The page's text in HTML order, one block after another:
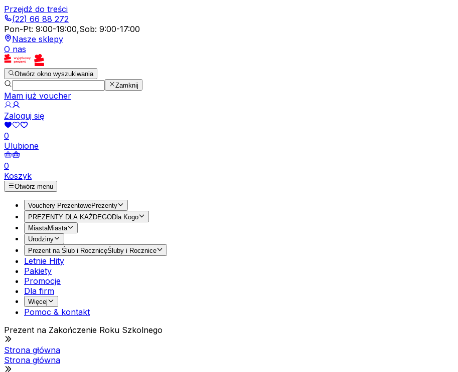
Przejdź do treści
(22) 66 88 272
Pon-Pt: 9:00-19:00,Sob: 9:00-17:00
Nasze sklepy
O nas
Otwórz okno wyszukiwania
Zamknij
Mam już voucher
Zaloguj się
0
Ulubione
0
Koszyk
Otwórz menu
Vouchery PrezentowePrezenty
PREZENTY DLA KAŻDEGODla Kogo
MiastaMiasta
Urodziny
Prezent na Ślub i RocznicęŚluby i Rocznice
Letnie Hity
Pakiety
Promocje
Dla firm
Więcej
Pomoc & kontakt
Prezent na Zakończenie Roku Szkolnego
Strona główna
Strona główna